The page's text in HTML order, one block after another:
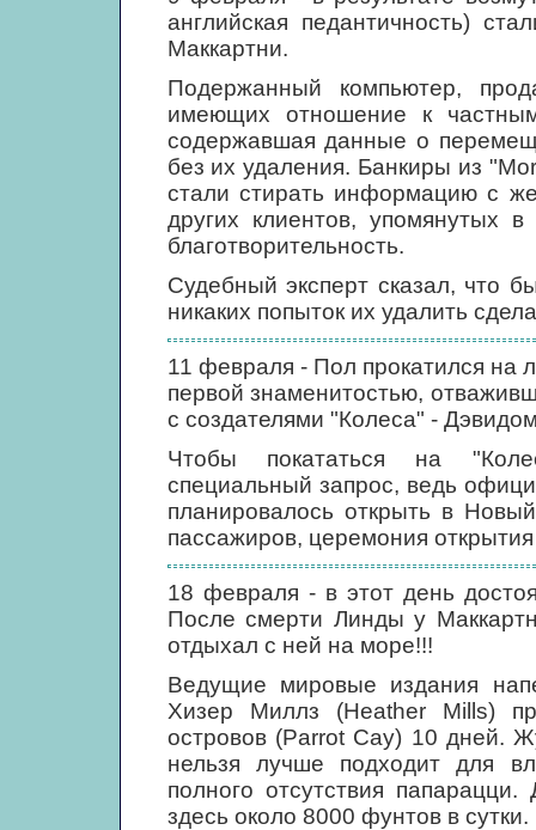
английская педантичность)
Маккартни.
Подержанный компьютер,
имеющих отношение к
содержавшая данные о
без их удаления. Банкиры из
стали стирать информацию с
других клиентов, упомянутых
благотворительность.
Судебный эксперт сказал, что
никаких попыток их удалить
11 февраля - Пол прокатился на
первой знаменитостью,
с создателями "Колеса" -
Чтобы покататься на
специальный запрос, ведь
планировалось открыть в
пассажиров, церемония
18 февраля - в этот день
После смерти Линды у
отдыхал с ней на море!!!
Ведущие мировые издания
Хизер Миллз (Heather Mills)
островов (Parrot Cay) 10 дней.
нельзя лучше подходит для
полного отсутствия
здесь около 8000 фунтов в сутки.